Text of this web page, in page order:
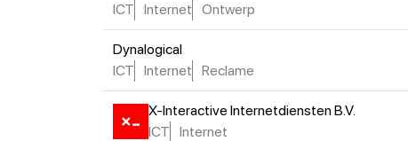
ICT
Internet Ontwerp
Dynalogical
ICT
Internet Reclame
X-Interactive Internetdiensten B.V.
ICT
Internet